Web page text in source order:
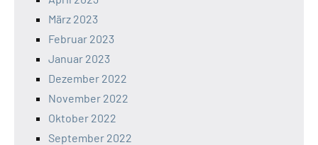
März 2023
Februar 2023
Januar 2023
Dezember 2022
November 2022
Oktober 2022
September 2022